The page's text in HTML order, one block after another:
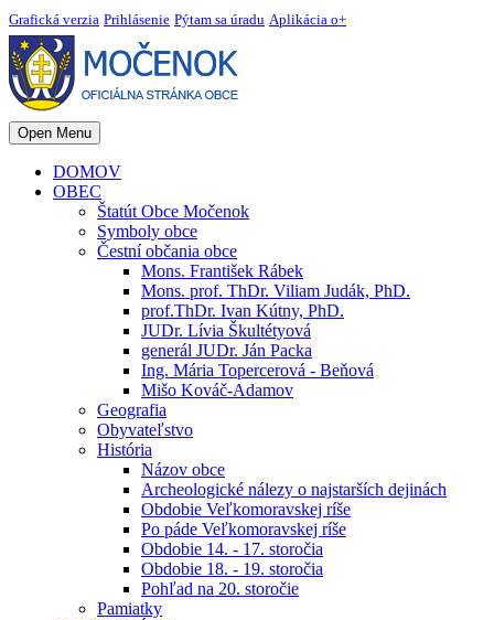
Grafická verzia Prihlásenie Pýtam sa úradu Aplikácia o+
Open Menu
DOMOV
OBEC
Štatút Obce Močenok
Symboly obce
Čestní občania obce
Mons. František Rábek
Mons. prof. ThDr. Viliam Judák, PhD.
prof.ThDr. Ivan Kútny, PhD.
JUDr. Lívia Škultétyová
generál JUDr. Ján Packa
Ing. Mária Topercerová - Beňová
Mišo Kováč-Adamov
Geografia
Obyvateľstvo
História
Názov obce
Archeologické nálezy o najstarších dejinách
Obdobie Veľkomoravskej ríše
Po páde Veľkomoravskej ríše
Obdobie 14. - 17. storočia
Obdobie 18. - 19. storočia
Pohľad na 20. storočie
Pamiatky